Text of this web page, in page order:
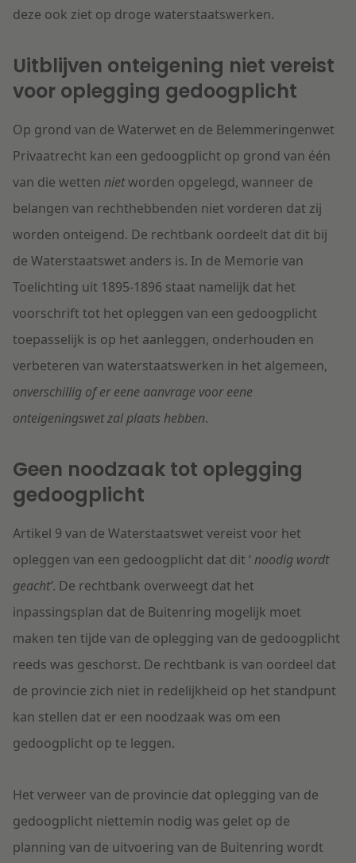
deze ook ziet op droge waterstaatswerken.
Uitblijven onteigening niet vereist
voor oplegging gedoogplicht
Op grond van de Waterwet en de Belemmeringenwet
Privaatrecht kan een gedoogplicht op grond van één
van die wetten nietworden opgelegd, wanneer de
belangen van rechthebbenden niet vorderen dat zij
worden onteigend. De rechtbank oordeelt dat dit bij
de Waterstaatswet anders is. In de Memorie van
Toelichting uit 1895-1896 staat namelijk dat het
voorschrift tot het opleggen van een gedoogplicht
toepasselijk is op het aanleggen, onderhouden en
verbeteren van waterstaatswerken in het algemeen,
onverschillig of er eene aanvrage voor eene
onteigeningswet zal plaats hebben.
Geen noodzaak tot oplegging
gedoogplicht
Artikel 9 van de Waterstaatswet vereist voor het
opleggen van een gedoogplicht dat dit ‘noodig wordt
geacht’. De rechtbank overweegt dat het
inpassingsplan dat de Buitenring mogelijk moet
maken ten tijde van de oplegging van de gedoogplicht
reeds was geschorst. De rechtbank is van oordeel dat
de provincie zich niet in redelijkheid op het standpunt
kan stellen dat er een noodzaak was om een
gedoogplicht op te leggen.
Het verweer van de provincie dat oplegging van de
gedoogplicht niettemin nodig was gelet op de
planning van de uitvoering van de Buitenring wordt